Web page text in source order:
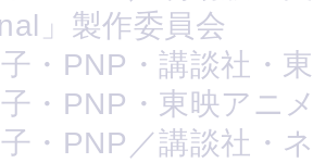
」製作委員会
・PNP・講談社・
・PNP・東映アニ
・PNP／講談社・